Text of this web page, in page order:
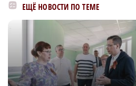
ЕЩЁ НОВОСТИ ПО ТЕМЕ